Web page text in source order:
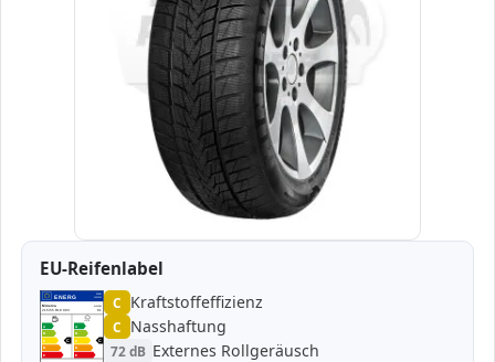
EU-Reifenlabel
ENERG 1000000
Minerva MW381
215/55 R18 99V C1
A
B
C
C
D
E
A
B
C
C
D
E
C Kraftstoffeffizienz
C Nasshaftung
72 dB Externes Rollgeräusch